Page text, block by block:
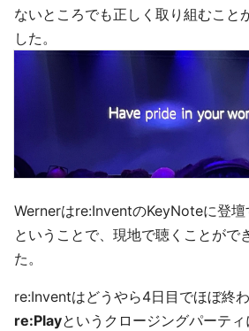
ないところでも正しく取り組むこと
した。
Wernerはre:InventのKeyNoteに登壇
ということで、現地で聴くことがで
た。
re:Inventはどうやら4日目でほぼ終
re:Playというクロージングパーティ